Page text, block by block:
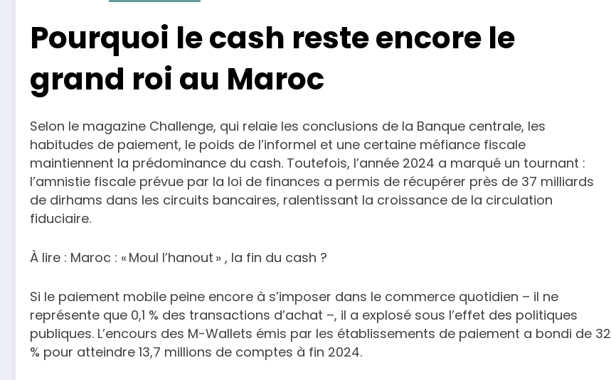
Pourquoi le cash reste encore le
grand roi au Maroc
Selon le magazine Challenge, qui relaie les conclusions de la Banque centrale, les
habitudes de paiement, le poids de l’informel et une certaine méfiance fiscale
maintiennent la prédominance du cash. Toutefois, l’année 2024 a marqué un tournant :
l’amnistie fiscale prévue par la loi de finances a permis de récupérer près de 37 milliards
de dirhams dans les circuits bancaires, ralentissant la croissance de la circulation
fiduciaire.
À lire : Maroc : « Moul l’hanout » , la fin du cash ?
Si le paiement mobile peine encore à s’imposer dans le commerce quotidien – il ne
représente que 0,1 % des transactions d’achat –, il a explosé sous l’effet des politiques
publiques. L’encours des M-Wallets émis par les établissements de paiement a bondi de 32
% pour atteindre 13,7 millions de comptes à fin 2024.